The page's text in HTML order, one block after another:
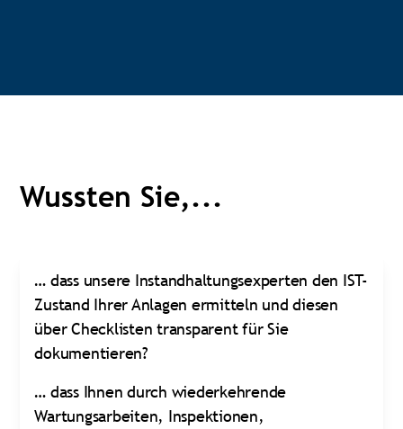
Wussten Sie,...
… dass unsere Instandhaltungsexperten den IST-
Zustand Ihrer Anlagen ermitteln und diesen
über Checklisten transparent für Sie
dokumentieren?
… dass Ihnen durch wiederkehrende
Wartungsarbeiten, Inspektionen,